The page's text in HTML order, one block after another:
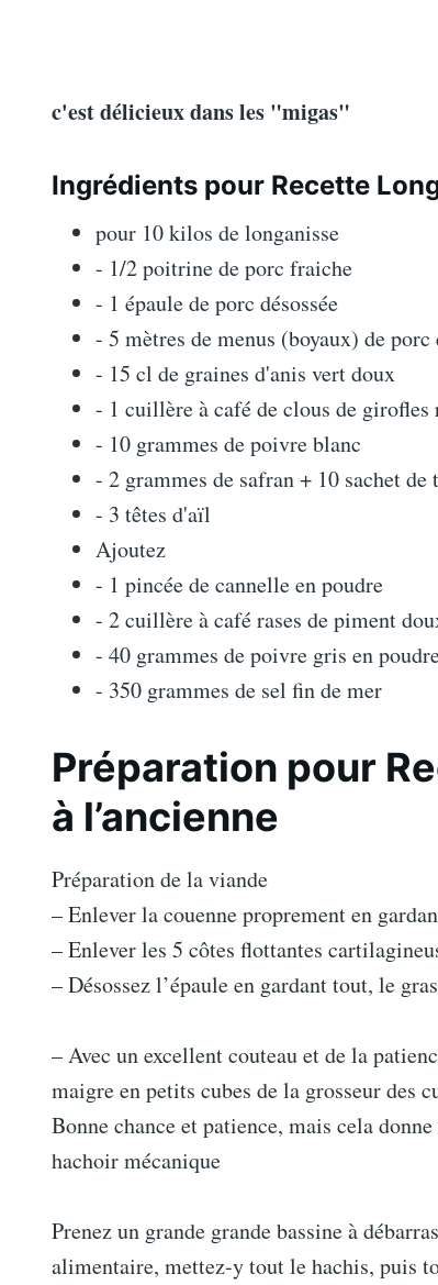
c'est délicieux dans les "migas"
Ingrédients pour Recette
pour 10 kilos de longanisse
- 1/2 poitrine de porc fraiche
- 1 épaule de porc désossée
- 5 mètres de menus (boyaux) de
- 15 cl de graines d'anis vert doux
- 1 cuillère à café de clous de girofles
- 10 grammes de poivre blanc
- 2 grammes de safran + 10 sachet
- 3 têtes d'aïl
Ajoutez
- 1 pincée de cannelle en poudre
- 2 cuillère à café rases de piment
- 40 grammes de poivre gris en
- 350 grammes de sel fin de mer
Préparation pour
à l’ancienne
Préparation de la viande
– Enlever la couenne proprement en
– Enlever les 5 côtes flottantes
– Désossez l’épaule en gardant tout, le
– Avec un excellent couteau et de la
maigre en petits cubes de la grosseur des
Bonne chance et patience, mais cela
hachoir mécanique
Prenez un grande grande bassine à
alimentaire, mettez-y tout le hachis, puis